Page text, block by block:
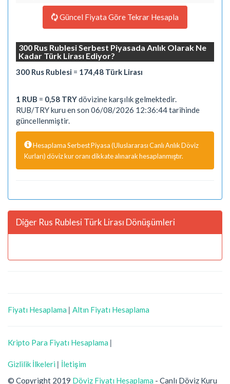
Güncel Fiyata Göre Tekrar Hesapla
300 Rus Rublesi Serbest Piyasada Anlık Olarak Ne
Kadar Türk Lirası Ediyor?
300 Rus Rublesi = 174,48 Türk Lirası
1 RUB = 0,58 TRYdövizine karşılık gelmektedir.
RUB/TRY kuru en son 06/08/2026 12:36:44 tarihinde
güncellenmiştir.
Hesaplama Serbest Piyasa (Uluslararası Canlı Anlık Döviz
Kurları) döviz kur oranı dikkate alınarak hesaplanmıştır.
Diğer Rus Rublesi Türk Lirası Dönüşümleri
Fiyatı Hesaplama | Altın Fiyatı Hesaplama
Kripto Para Fiyatı Hesaplama |
Gizlilik İlkeleri | İletişim
© Copyright 2019 Döviz Fiyatı Hesaplama - Canlı Döviz Kuru